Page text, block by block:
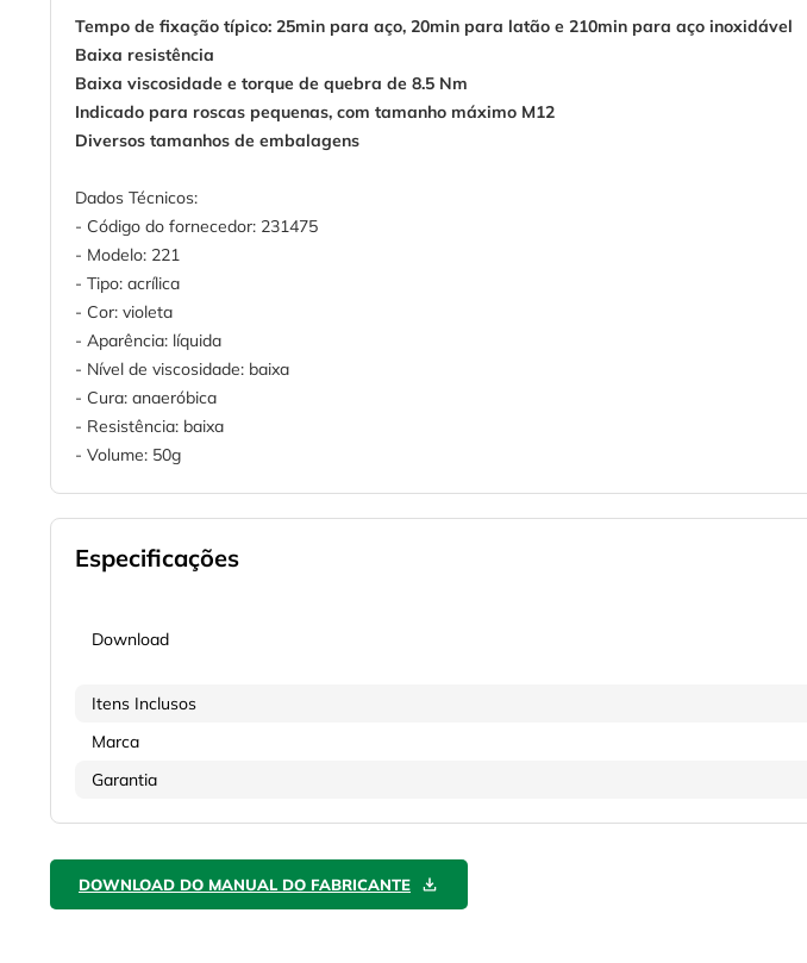
Tempo de fixação típico: 25min para aço, 20min para latão e 210min para aço inoxidável
Baixa resistência
Baixa viscosidade e torque de quebra de 8.5 Nm
Indicado para roscas pequenas, com tamanho máximo M12
Diversos tamanhos de embalagens
Dados Técnicos:
- Código do fornecedor: 231475
- Modelo: 221
- Tipo: acrílica
- Cor: violeta
- Aparência: líquida
- Nível de viscosidade: baixa
- Cura: anaeróbica
- Resistência: baixa
- Volume: 50g
Especificações
Download
Itens Inclusos
Marca
Garantia
DOWNLOAD DO MANUAL DO FABRICANTE